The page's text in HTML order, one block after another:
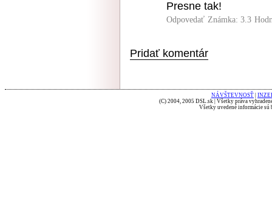
Presne tak!
Odpovedať Známka: 3.3
Pridať komentár
NÁVŠTEVNOSŤ
(C) 2004, 2005 DSL.sk | Všetky práva
Všetky uvedené informácie sú